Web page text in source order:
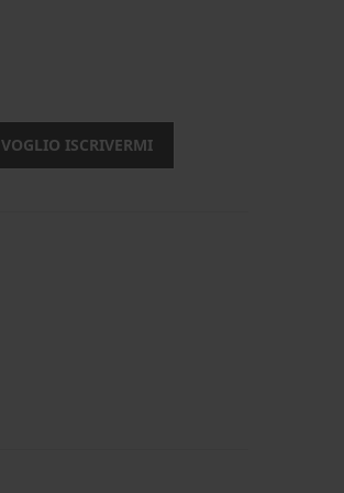
VOGLIO ISCRIVERMI